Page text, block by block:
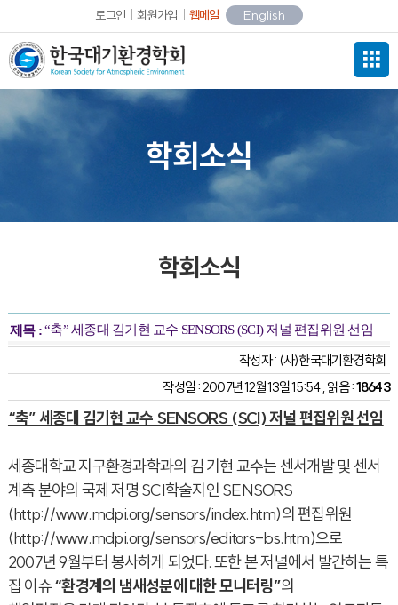
로그인 회원가입 웹메일 English
학회소식
학회소식
제목 :“축” 세종대 김기현 교수 SENSORS (SCI) 저널 편집위원 선임
작성자 : (사)한국대기환경학회
작성일 : 2007년 12월 13일 15:54 , 읽음 :18643
“축” 세종대 김기현 교수 SENSORS (SCI) 저널 편집위원 선임
세종대학교 지구환경과학과의 김 기현 교수는 센서개발 및 센서
계측 분야의 국제 저명 SCI학술지인 SENSORS
(http://www.mdpi.org/sensors/index.htm)의 편집위원
(http://www.mdpi.org/sensors/editors-bs.htm)으로
2007년 9월부터 봉사하게 되었다. 또한 본 저널에서 발간하는 특
집 이슈“환경계의 냄새성분에 대한 모니터링”의